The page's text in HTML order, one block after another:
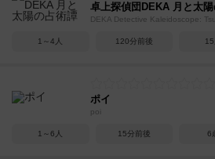
卓上探偵団DEKA 月と太
DEKA Detective Kaleidoscope:
1～4人 120分前後 15
ポイ
poi
1～6人 15分前後 6